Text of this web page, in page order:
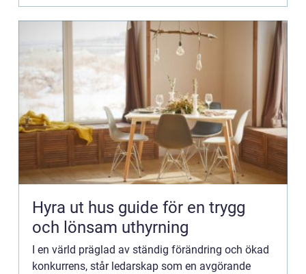
Hyra ut hus guide för en trygg
och lönsam uthyrning
I en värld präglad av ständig förändring och ökad
konkurrens, står ledarskap som en avgörande